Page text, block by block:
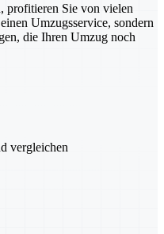
profitieren Sie von vielen
Umzugsservice, sondern
die Ihren Umzug noch
vergleichen